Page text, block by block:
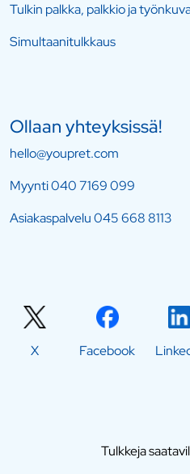
Tulkin palkka, palkkio ja
Simultaanitulkkaus
Ollaan yhteyksissä!
hello@youpret.com
Myynti040 7169 099
Asiakaspalvelu045 668 8113
X Facebook
Tulkkeja